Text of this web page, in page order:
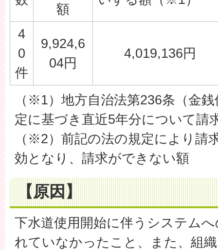
額
4
0
件
9,924,6
04円
4,019,136円
（※1）地方自治法第236条（金
定に基づき直近5年分について請
（※2）前記の法の規定により請
効となり、請求ができない額
【原因】
下水道使用開始に伴うシステム
れていなかったこと、また、組